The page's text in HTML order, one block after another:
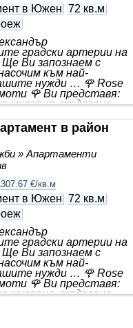
в Южен 72 кв.м
градски артерии на
Ви запознаем с
към най-
нужди … 🌹 Rose
🌹 Ви представя:
живеене, отдаване
на бул. „ *** .
и детска площадка,
почивка и семейно
на 100% чрез
в район
» Апартаменти
€/кв.м
в Южен 72 кв.м
градски артерии на
Ви запознаем с
към най-
нужди … 🌹 Rose
🌹 Ви представя:
живеене, отдаване